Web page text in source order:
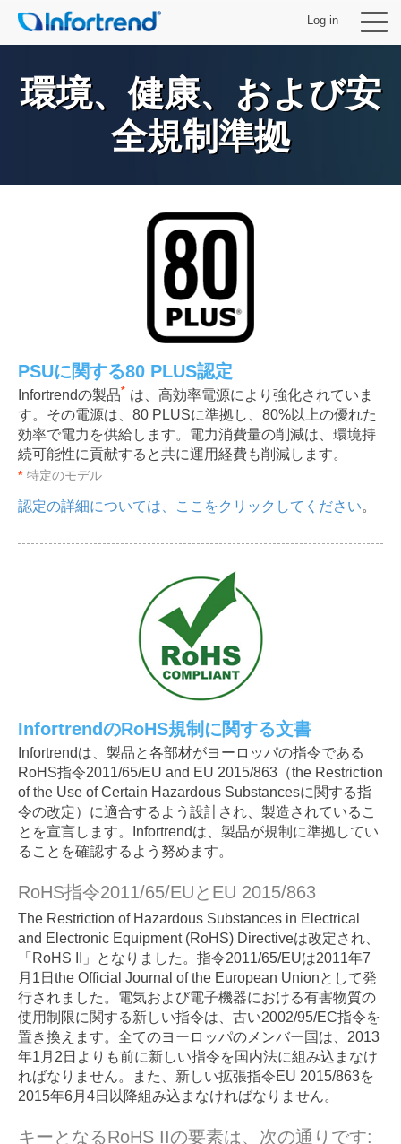
Log in
環境、健康、および安
全規制準拠
PSUに関する80 PLUS認定
Infortrendの製品* は、高効率電源により強化されていま
す。その電源は、80 PLUSに準拠し、80%以上の優れた
効率で電力を供給します。電力消費量の削減は、環境持
続可能性に貢献すると共に運用経費も削減します。
* 特定のモデル
認定の詳細については、ここをクリックしてください。
InfortrendのRoHS規制に関する文書
Infortrendは、製品と各部材がヨーロッパの指令である
RoHS指令2011/65/EU and EU 2015/863（the Restriction
of the Use of Certain Hazardous Substancesに関する指
令の改定）に適合するよう設計され、製造されているこ
とを宣言します。Infortrendは、製品が規制に準拠してい
ることを確認するよう努めます。
RoHS指令2011/65/EUとEU 2015/863
The Restriction of Hazardous Substances in Electrical
and Electronic Equipment (RoHS) Directiveは改定され、
「RoHS II」となりました。指令2011/65/EUは2011年7
月1日the Official Journal of the European Unionとして発
行されました。電気および電子機器における有害物質の
使用制限に関する新しい指令は、古い2002/95/EC指令を
置き換えます。全てのヨーロッパのメンバー国は、2013
年1月2日よりも前に新しい指令を国内法に組み込まなけ
ればなりません。また、新しい拡張指令EU 2015/863を
2015年6月4日以降組み込まなければなりません。
キーとなるRoHS IIの要素は、次の通りです: